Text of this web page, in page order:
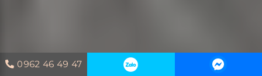
0962 46 49 47